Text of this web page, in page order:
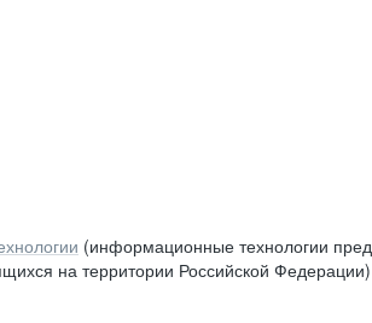
(информационные технологии
на территории Российской Федерации)